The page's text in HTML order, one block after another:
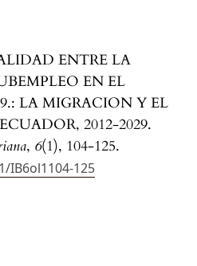
ENTRE LA
EN EL
LA MIGRACION Y EL
2012-2029.
, 6(1), 104-125.
IB6ol1104-125